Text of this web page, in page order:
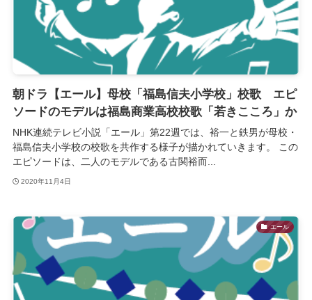
朝ドラ【エール】母校「福島信夫小学校」校歌 エピ
ソードのモデルは福島商業高校校歌「若きこころ」か
NHK連続テレビ小説「エール」第22週では、裕一と鉄男が母校・
福島信夫小学校の校歌を共作する様子が描かれていきます。 この
エピソードは、二人のモデルである古関裕而...
2020年11月4日
エール